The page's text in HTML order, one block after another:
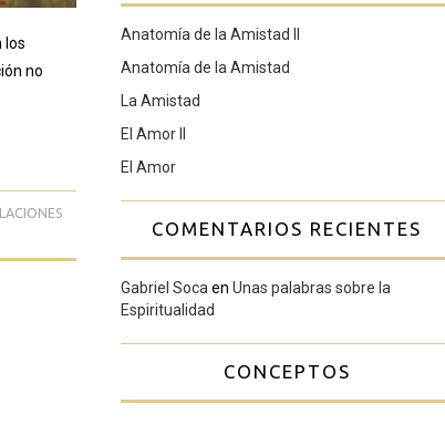
los
no
Anatomía de la Amistad II
Anatomía de la Amistad
La Amistad
El Amor II
El Amor
COMENTARIOS RECIENTES
Gabriel Soca en Unas palabras sobre la
Espiritualidad
CONCEPTOS